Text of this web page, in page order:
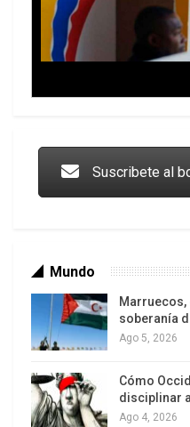
Mientras tanto, el 20
segmento más pobre,
ciento del ingreso
Los latinos le van dando la
Suscribete al
Mundo
Marruecos,
soberanía
Ago 5, 2026
Cómo
disciplinar
Ago 4, 2026